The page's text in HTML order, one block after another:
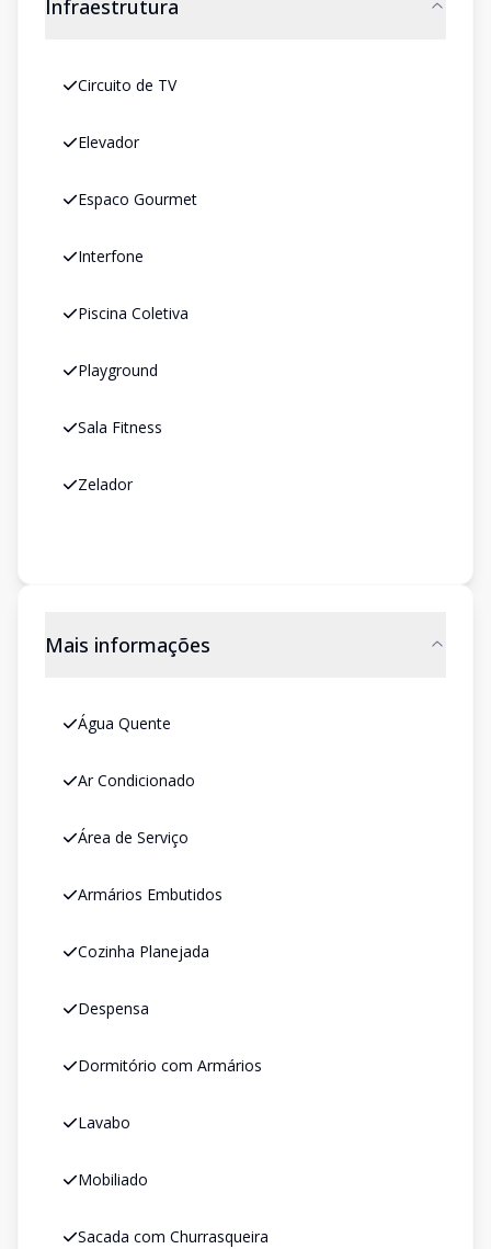
Infraestrutura
Circuito de TV
Elevador
Espaco Gourmet
Interfone
Piscina Coletiva
Playground
Sala Fitness
Zelador
Mais informações
Água Quente
Ar Condicionado
Área de Serviço
Armários Embutidos
Cozinha Planejada
Despensa
Dormitório com Armários
Lavabo
Mobiliado
Sacada com Churrasqueira